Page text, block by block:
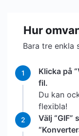
Hur
Bara tre enkla
1
Klicka på
fil.
Du kan
flexibla!
2
Välj